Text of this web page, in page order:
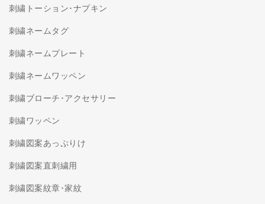
刺繍トーション･ナプキン
刺繍ネームタグ
刺繍ネームプレート
刺繍ネームワッペン
刺繍ブローチ･アクセサリー
刺繍ワッペン
刺繍図案あっぷりけ
刺繍図案直刺繍用
刺繍図案紋章･家紋